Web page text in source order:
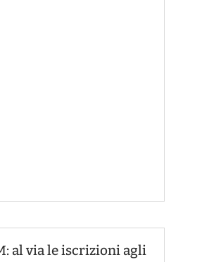
al via le iscrizioni agli